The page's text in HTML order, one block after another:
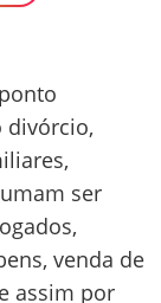
divórcio,
ser
venda de
assim por